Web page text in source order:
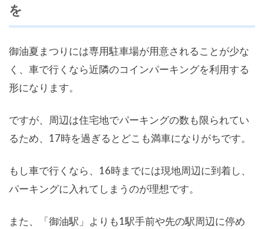
を
御油夏まつりには専用駐車場が用意されることが少な
く、車で行くなら近隣のコインパーキングを利用する
形になります。
ですが、周辺は住宅地でパーキングの数も限られてい
るため、17時を過ぎるとどこも満車になりがちです。
もし車で行くなら、16時までには現地周辺に到着し、
パーキングに入れてしまうのが理想です。
また、「御油駅」よりも1駅手前や先の駅周辺に停め